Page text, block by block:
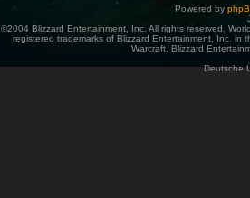
Powered by
©2004 Blizzard Entertainment, Inc. All rights reserved.
registered trademarks of Blizzard Entertainment, Inc. in
Warcraft, Blizzard
Deutsche